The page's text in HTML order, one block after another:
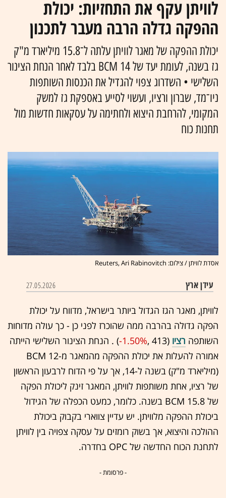
לוויתן עקף את התחזיות: יכולת
ההפקה גדלה הרבה מעבר לתכנון
יכולת ההפקה של מאגר לוויתן עלתה ל־15.8 מיליארד מ"ק
גז בשנה, לעומת יעד של 14 BCM בלבד לאחר הנחת הצינור
השלישי • השדרוג צפוי להגדיל את הכנסות השותפות
ניו־מד, שברון ורציו, ועשוי לסייע באספקת גז למשק
המקומי, להרחבת היצוא ולחתימה על עסקאות חדשות מול
תחנות כוח
אסדת לוויתן / צילום: Reuters, Ari Rabinovitch
עידן ארץ 27.05.2026
לוויתן, מאגר הגז הגדול ביותר בישראל, מדווח על יכולת
הפקה גדולה בהרבה ממה שהוכרז לפני כן - כך עולה מדוחות
השותפה רציו (413 ,‎
-1.50%‏) . הנחת הצינור השלישי הייתה
אמורה להעלות את יכולת ההפקה מהמאגר מ-12 BCM
(מיליארד מ"ק) בשנה ל-14, אך על פי הדוח לרבעון הראשון
של רציו, אחת משותפות לוויתן, המאגר זינק ליכולת הפקה
של 15.8 BCM בשנה. כלומר, כמעט הכפלה של הגידול
ביכולת ההפקה מלוויתן. יש עדיין צווארי בקבוק ביכולת
ההולכה והיצוא, אך בשוק רומזים על עסקה צפויה בין לוויתן
לתחנת הכוח החדשה של OPC בחדרה.
- פרסומת -